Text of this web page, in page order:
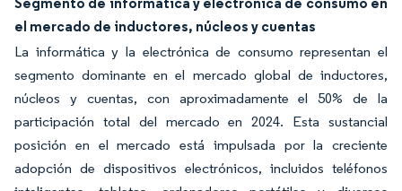
el mercado de inductores, núcleos y cuentas
La informática y la electrónica de consumo representan el
segmento dominante en el mercado global de inductores,
núcleos y cuentas, con aproximadamente el 50% de la
participación total del mercado en 2024. Esta sustancial
posición en el mercado está impulsada por la creciente
adopción de dispositivos electrónicos, incluidos teléfonos